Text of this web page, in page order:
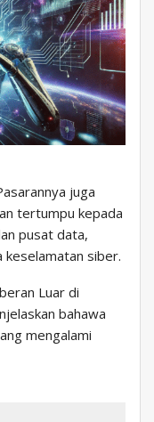
juga
tertumpu kepada
pusat data,
siber.
Luar di
bahawa
mengalami